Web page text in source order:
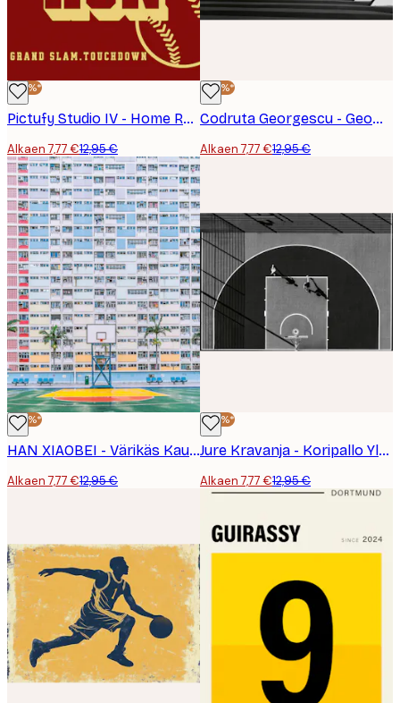
-40%*
Pictufy Studio IV - Home Run Baseball Club Juliste
Alkaen 7,77 €12,95 €
-40%*
Codruta Georgescu - Geometriset Juoksijat Juliste
Alkaen 7,77 €12,95 €
-40%*
HAN XIAOBEI - Värikäs Kaupunkikenttä Juliste
Alkaen 7,77 €12,95 €
-40%*
Jure Kravanja - Koripallo Ylhäältä Juliste
Alkaen 7,77 €12,95 €